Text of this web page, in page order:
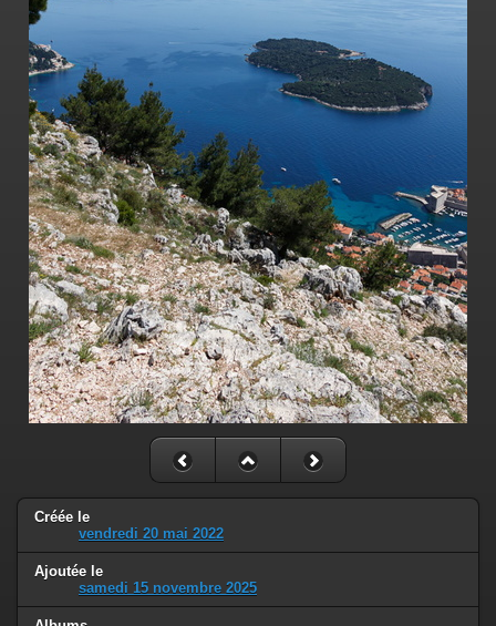
Créée le
vendredi 20 mai 2022
Ajoutée le
samedi 15 novembre 2025